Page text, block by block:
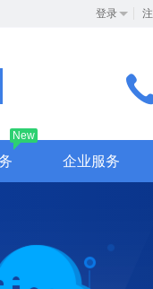
登录
New
企业服务